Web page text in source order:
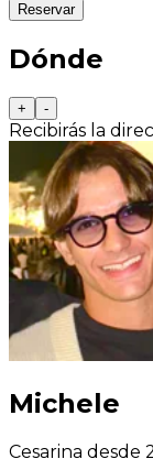
Reservar
Dónde
+ -
Recibirás la
Michele
Cesarina desde